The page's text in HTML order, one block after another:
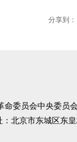
分享到：
命委员会中央委员
：北京市东城区东